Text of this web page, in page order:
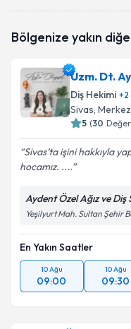
oluşturun. Size bu
E-posta Adresiniz
Kişisel
Metni
Bölgenize yakın
Uzm. Dt.
Diş Hekimi +2
Sivas, Merkez
5 (30
Sivas’ta işini hakkıyla
hocamız. ....
Aydent Özel Ağız ve Diş
Yeşilyurt Mah. Sultan Şehir
En Yakın Saatler
10 Ağu
09:00
10 Ağu
09:30